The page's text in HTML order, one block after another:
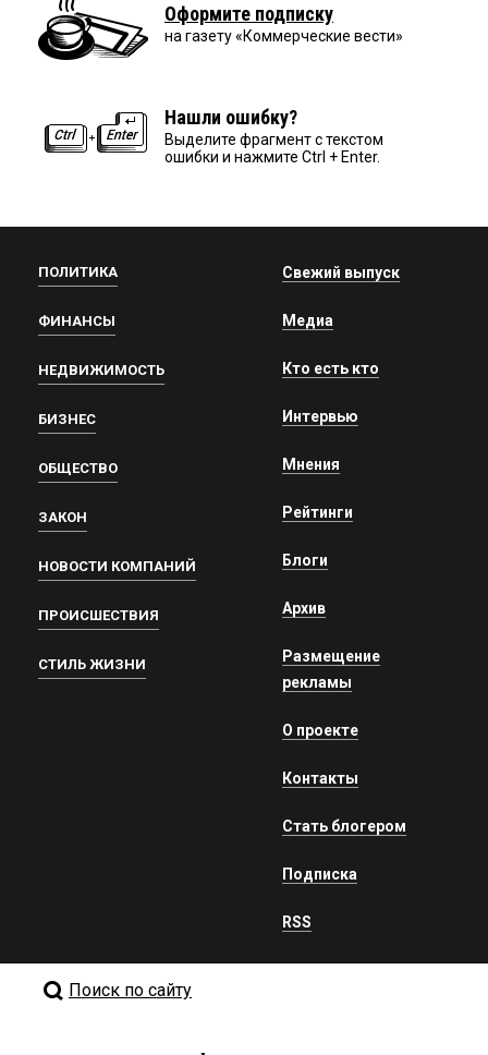
Оформите подписку
на газету «Коммерческие вести»
Нашли ошибку?
Выделите фрагмент с текстом
ошибки и нажмите Ctrl + Enter.
ПОЛИТИКА
ФИНАНСЫ
НЕДВИЖИМОСТЬ
БИЗНЕС
ОБЩЕСТВО
ЗАКОН
НОВОСТИ КОМПАНИЙ
ПРОИСШЕСТВИЯ
СТИЛЬ ЖИЗНИ
Свежий выпуск
Медиа
Кто есть кто
Интервью
Мнения
Рейтинги
Блоги
Архив
Размещение
рекламы
О проекте
Контакты
Стать блогером
Подписка
RSS
Поиск по сайту